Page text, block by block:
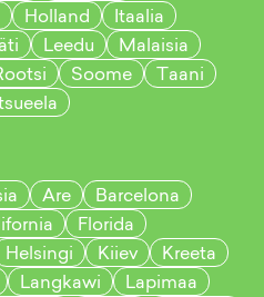
Holland
Itaalia
Leedu
Malaisia
Soome
Taani
Are
Barcelona
Florida
Helsingi Kiiev
Kreeta
Langkawi
Lapimaa